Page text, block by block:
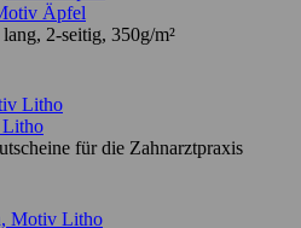
Äpfel
2-seitig, 350g/m²
Litho
für die Zahnarztpraxis